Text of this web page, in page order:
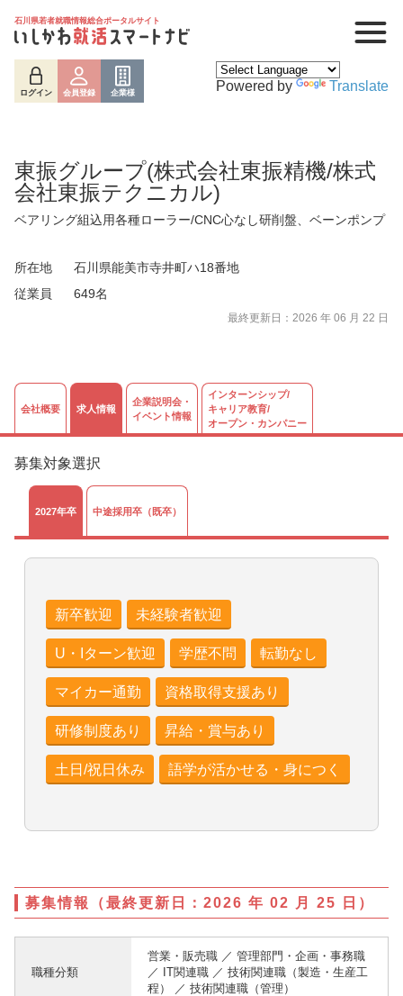
石川県若者就職情報総合ポータルサイト
ログイン 会員登録 企業様 Powered by Translate
東振グループ(株式会社東振精機/株式
会社東振テクニカル)
ベアリング組込用各種ローラー/CNC心なし研削盤、ベーンポンプ
所在地
石川県能美市寺井町ハ18番地
従業員
649名
最終更新日：2026 年 06 月 22 日
会社概要 求人情報
企業説明会・
イベント情報
インターンシップ/
キャリア教育/
オープン・カンパニー
募集対象選択
2027年卒 中途採用卒（既卒）
新卒歓迎 未経験者歓迎
U・Iターン歓迎 学歴不問 転勤なし
マイカー通勤 資格取得支援あり
研修制度あり 昇給・賞与あり
土日/祝日休み 語学が活かせる・身につく
募集情報（最終更新日：2026 年 02 月 25 日）
職種分類
営業・販売職 ／ 管理部門・企画・事務職
／ IT関連職 ／ 技術関連職（製造・生産工
程） ／ 技術関連職（管理）